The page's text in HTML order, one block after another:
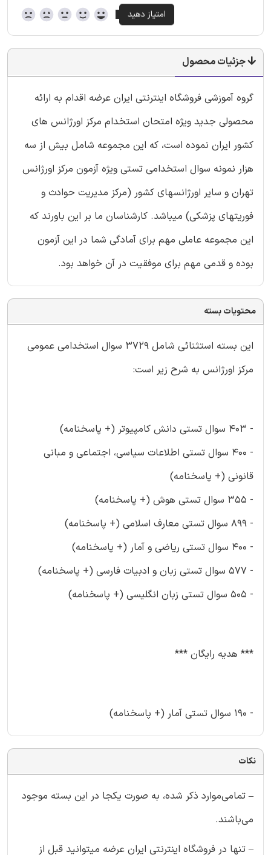
جزئیات محصول
گروه آموزشی فروشگاه اینترنتی ایران عرضه اقدام به ارائه
محصولی جدید ویژه امتحان استخدام مرکز اورژانس های
کشور ایران نموده است، که این مجموعه شامل بیش از سه
هزار نمونه سوال استخدامی تستی ویژه آزمون مرکز اورژانس
تهران و سایر اورژانسهای کشور (مرکز مدیریت حوادث و
فوریتهای پزشکی) میباشد. کارشناسان ما بر این باورند که
این مجموعه عاملی مهم برای آمادگی شما در این آزمون
بوده و قدمی مهم برای موفقیت در آن خواهد بود.
محتویات بسته
این بسته استثنائی شامل 3729 سوال استخدامی عمومی
مرکز اورژانس به شرح زیر است:
- 403 سوال تستی دانش کامپیوتر (+ پاسخنامه)
- 400 سوال تستی اطلاعات سیاسی، اجتماعی و مبانی
قانونی (+ پاسخنامه)
- 355 سوال تستی هوش (+ پاسخنامه)
- 899 سوال تستی معارف اسلامی (+ پاسخنامه)
- 400 سوال تستی ریاضی و آمار (+ پاسخنامه)
- 577 سوال تستی زبان و ادبیات فارسی (+ پاسخنامه)
- 505 سوال تستی زبان انگلیسی (+ پاسخنامه)
*** هدیه رایگان ***
- 190 سوال تستی آمار (+ پاسخنامه)
نکات
– تمامی‌موارد ذکر شده، به صورت یکجا در این بسته موجود
می‌باشند.
– تنها در فروشگاه اینترنتی ایران عرضه میتوانید قبل از